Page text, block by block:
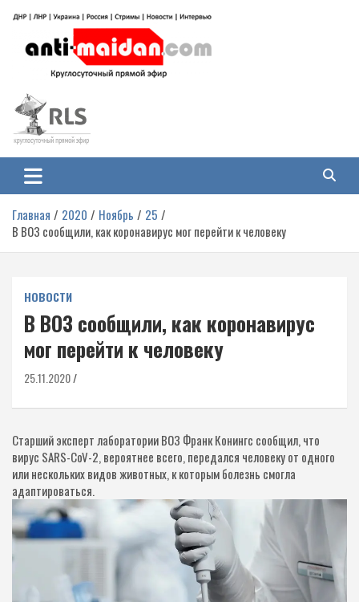
содержимому
Антимайдан: Гражданская война
на Украине
гражданской войне на Украине, включая события в Новороссии, ДНР,
ЛНР и других регионах.
Главная 2020 Ноябрь
25
В ВОЗ сообщили, как коронавирус мог перейти к человеку
НОВОСТИ
В ВОЗ сообщили, как коронавирус
мог перейти к человеку
25.11.2020
Старший эксперт лаборатории ВОЗ Франк Конингс сообщил, что
вирус SARS-CoV-2, вероятнее всего, передался человеку от одного
или нескольких видов животных, к которым болезнь смогла
адаптироваться.